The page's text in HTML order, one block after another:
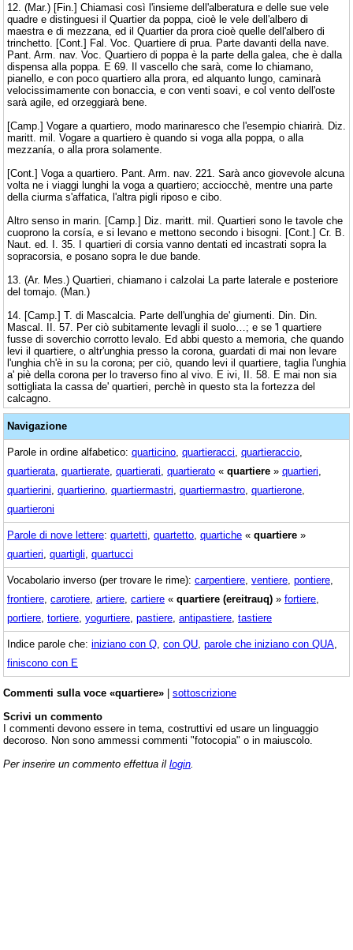
12. (Mar.) [Fin.] Chiamasi così l'insieme dell'alberatura e delle sue vele
quadre e distinguesi il Quartier da poppa, cioè le vele dell'albero di
maestra e di mezzana, ed il Quartier da prora cioè quelle dell'albero di
trinchetto. [Cont.] Fal. Voc. Quartiere di prua. Parte davanti della nave.
Pant. Arm. nav. Voc. Quartiero di poppa è la parte della galea, che è dalla
dispensa alla poppa. E 69. Il vascello che sarà, come lo chiamano,
pianello, e con poco quartiero alla prora, ed alquanto lungo, caminarà
velocissimamente con bonaccia, e con venti soavi, e col vento dell'oste
sarà agile, ed orzeggiarà bene.
[Camp.] Vogare a quartiero, modo marinaresco che l'esempio chiarirà. Diz.
maritt. mil. Vogare a quartiero è quando si voga alla poppa, o alla
mezzanía, o alla prora solamente.
[Cont.] Voga a quartiero. Pant. Arm. nav. 221. Sarà anco giovevole alcuna
volta ne i viaggi lunghi la voga a quartiero; acciocchè, mentre una parte
della ciurma s'affatica, l'altra pigli riposo e cibo.
Altro senso in marin. [Camp.] Diz. maritt. mil. Quartieri sono le tavole che
cuoprono la corsía, e si levano e mettono secondo i bisogni. [Cont.] Cr. B.
Naut. ed. I. 35. I quartieri di corsia vanno dentati ed incastrati sopra la
sopracorsia, e posano sopra le due bande.
13. (Ar. Mes.) Quartieri, chiamano i calzolai La parte laterale e posteriore
del tomajo. (Man.)
14. [Camp.] T. di Mascalcia. Parte dell'unghia de' giumenti. Din. Din.
Mascal. II. 57. Per ciò subitamente levagli il suolo…; e se 'l quartiere
fusse di soverchio corrotto levalo. Ed abbi questo a memoria, che quando
levi il quartiere, o altr'unghia presso la corona, guardati di mai non levare
l'unghia ch'è in su la corona; per ciò, quando levi il quartiere, taglia l'unghia
a' piè della corona per lo traverso fino al vivo. E ivi, II. 58. E mai non sia
sottigliata la cassa de' quartieri, perchè in questo sta la fortezza del
calcagno.
Navigazione
Parole in ordine alfabetico: quarticino quartieracci quartieraccio
quartierata quartierate quartierati quartierato « quartiere » quartieri
quartierini quartierino quartiermastri quartiermastro quartierone
quartieroni
Parole di nove lettere: quartetti quartetto quartiche « quartiere »
quartieri quartigli quartucci
Vocabolario inverso (per trovare le rime): carpentiere ventiere pontiere
frontiere carotiere artiere cartiere « quartiere (ereitrauq) » fortiere
portiere tortiere yogurtiere pastiere antipastiere tastiere
Indice parole che: iniziano con Q con QU parole che iniziano con QUA
finiscono con E
Commenti sulla voce «quartiere» | sottoscrizione
Scrivi un commento
I commenti devono essere in tema, costruttivi ed usare un linguaggio
decoroso. Non sono ammessi commenti "fotocopia" o in maiuscolo.
Per inserire un commento effettua il login